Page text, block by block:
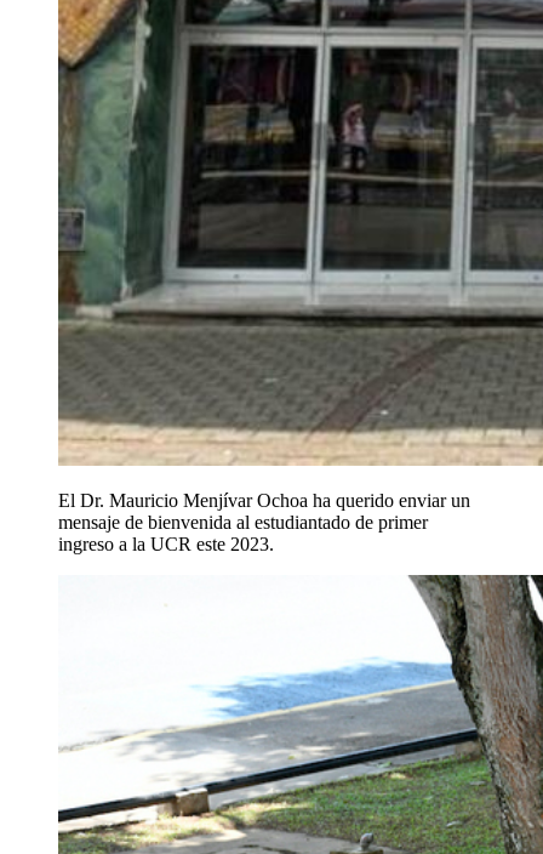
El Dr. Mauricio Menjívar Ochoa ha querido enviar un
mensaje de bienvenida al estudiantado de primer
ingreso a la UCR este 2023.